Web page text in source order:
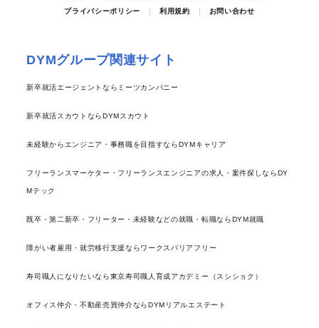
プライバシーポリシー
利用規約 お問い合わせ
DYMグループ関連サイト
新卒就活エージェントならミーツカンパニー
新卒就活スカウトならDYMスカウト
未経験からエンジニア・事務職を目指すならDYMキャリア
フリーランスマーケター・フリーランスエンジニアの求人・案件探しならDY
Mテック
既卒・第二新卒・フリーター・未経験などの就職・転職ならDYM就職
障がい者雇用・就労移行支援ならワークスバリアフリー
寿司職人になりたいなら東京寿司職人育成アカデミー（スシショク）
オフィス仲介・不動産売買仲介ならDYMリアルエステート